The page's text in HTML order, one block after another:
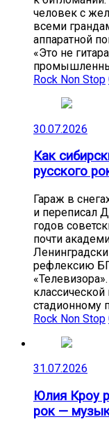
человек с
всеми
аппаратной
«Это не
Rock Non Stop
30.07.2026
Как
русского
Гараж в
и переписал
годов
почти
рефлексию
стадионному
Rock Non Stop
31.07.2026
Юлия Кроу
рок —